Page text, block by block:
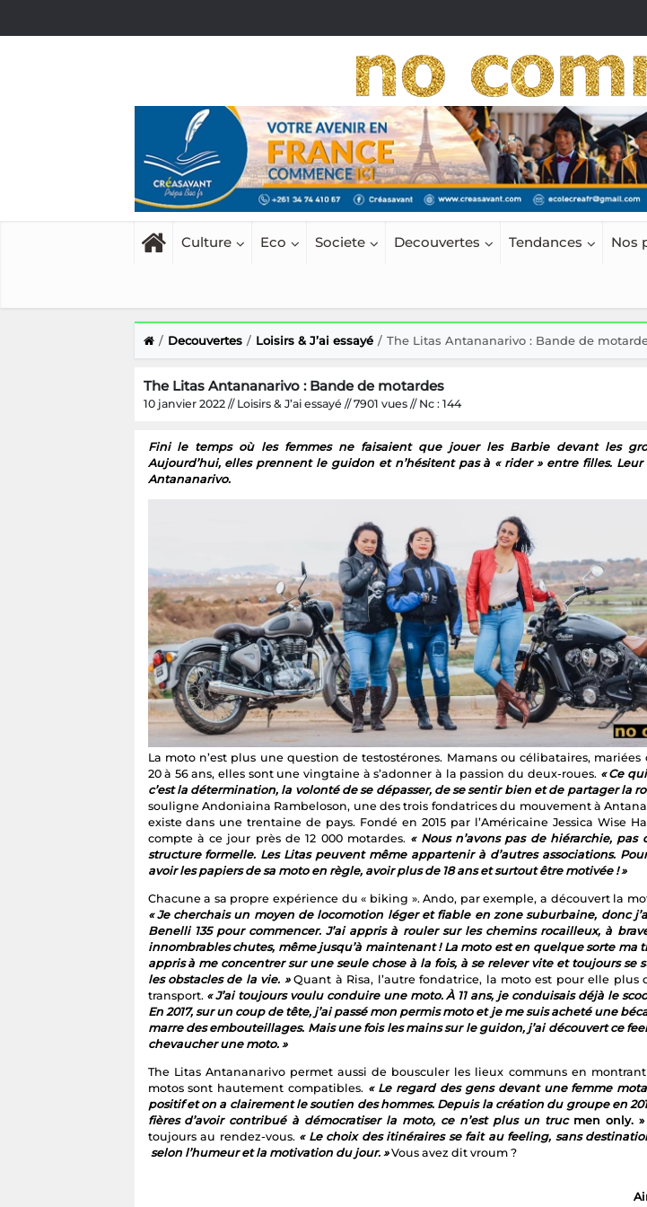
Culture Eco Societe Decouvertes Tendances Nos
Decouvertes Loisirs & J’ai essayé The Litas Antananarivo : Bande de
The Litas Antananarivo : Bande de motardes
10 janvier 2022 // Loisirs & J’ai essayé // 7901 vues // Nc : 144
Fini le temps où les femmes ne faisaient que jouer les Barbie devant les
Aujourd’hui, elles prennent le guidon et n’hésitent pas à « rider » entre filles. Leur
Antananarivo.
La moto n’est plus une question de testostérones. Mamans ou célibataires, mariées
20 à 56 ans, elles sont une vingtaine à s’adonner à la passion du deux-roues. « Ce
c’est la détermination, la volonté de se dépasser, de se sentir bien et de partager la
souligne Andoniaina Rambeloson, une des trois fondatrices du mouvement à
existe dans une trentaine de pays. Fondé en 2015 par l’Américaine Jessica Wise
compte à ce jour près de 12 000 motardes. « Nous n’avons pas de hiérarchie, pas
structure formelle. Les Litas peuvent même appartenir à d’autres associations.
avoir les papiers de sa moto en règle, avoir plus de 18 ans et surtout être motivée ! »
Chacune a sa propre expérience du « biking ». Ando, par exemple, a découvert la
« Je cherchais un moyen de locomotion léger et fiable en zone suburbaine, donc
Benelli 135 pour commencer. J’ai appris à rouler sur les chemins rocailleux, à
innombrables chutes, même jusqu’à maintenant ! La moto est en quelque sorte ma
appris à me concentrer sur une seule chose à la fois, à se relever vite et toujours se
les obstacles de la vie. »Quant à Risa, l’autre fondatrice, la moto est pour elle plus
transport. « J’ai toujours voulu conduire une moto. À 11 ans, je conduisais déjà le
En 2017, sur un coup de tête, j’ai passé mon permis moto et je me suis acheté une
marre des embouteillages. Mais une fois les mains sur le guidon, j’ai découvert ce
chevaucher une moto. »
The Litas Antananarivo permet aussi de bousculer les lieux communs en
motos sont hautement compatibles. « Le regard des gens devant une femme
positif et on a clairement le soutien des hommes. Depuis la création du groupe en
fières d’avoir contribué à démocratiser la moto, ce n’est plus un truc men only. »
toujours au rendez-vous. « Le choix des itinéraires se fait au feeling, sans
selon l’humeur et la motivation du jour. »Vous avez dit vroum ?